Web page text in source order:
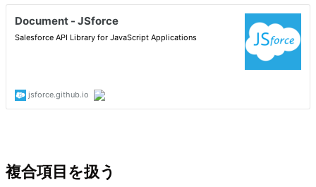
複合項目を扱う